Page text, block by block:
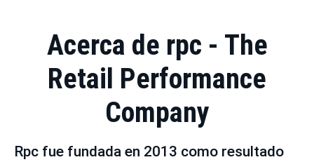
Acerca de rpc - The
Retail Performance
Company
Rpc fue fundada en 2013 como resultado